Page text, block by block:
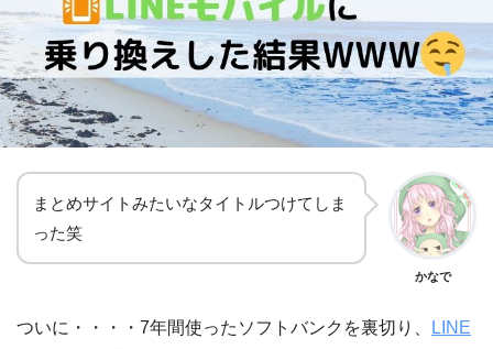
まとめサイトみたいなタイトルつけてしま
った笑
かなで
ついに・・・・7年間使ったソフトバンクを裏切り、
LINE